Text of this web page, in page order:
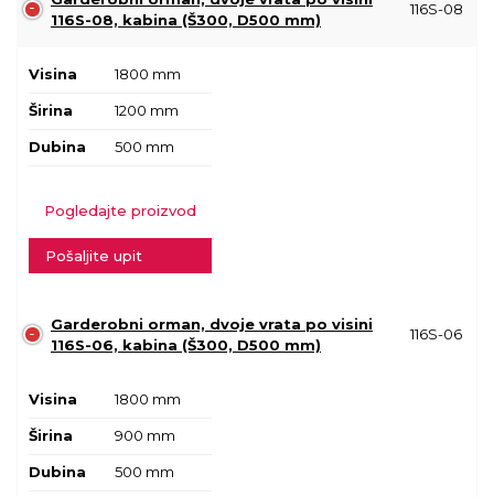
116S-08, kabina (Š300, D500 mm)
116S-08
Visina 1800 mm
Širina 1200 mm
Dubina 500 mm
Pogledajte proizvod
Pošaljite upit
Garderobni orman, dvoje vrata po visini
116S-06, kabina (Š300, D500 mm)
116S-06
Visina 1800 mm
Širina 900 mm
Dubina 500 mm